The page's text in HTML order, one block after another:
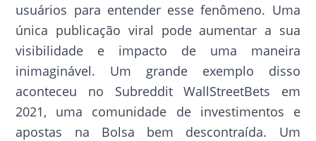
usuários para entender esse fenômeno. Uma
única publicação viral pode aumentar a sua
visibilidade e impacto de uma maneira
inimaginável. Um grande exemplo disso
aconteceu no Subreddit WallStreetBets em
2021, uma comunidade de investimentos e
apostas na Bolsa bem descontraída. Um